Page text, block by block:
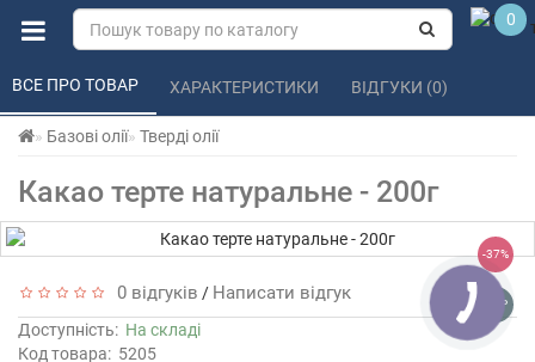
0
Базові олії Тверді олії
Какао терте натуральне - 200г
ВСЕ ПРО ТОВАР ХАРАКТЕРИСТИКИ ВІДГУКИ (0)
-37%
TOP
0 відгуків / Написати відгук
Доступність: На складі
Код товара: 5205